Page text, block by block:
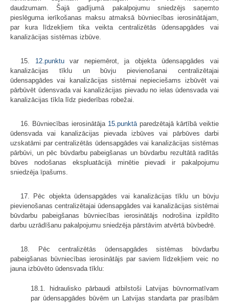
daudzumam. Šajā gadījumā pakalpojumu sniedzējs saņemto
pieslēguma ierīkošanas maksu atmaksā būvniecības ierosinātājam,
par kura līdzekļiem tika veikta centralizētās ūdensapgādes vai
kanalizācijas sistēmas izbūve.
15. 12.punktuvar nepiemērot, ja objekta ūdensapgādes vai
kanalizācijas tīklu un būvju pievienošanai centralizētajai
ūdensapgādes vai kanalizācijas sistēmai nepieciešams izbūvēt vai
pārbūvēt ūdensvada vai kanalizācijas pievadu no ielas ūdensvada vai
kanalizācijas tīkla līdz piederības robežai.
16. Būvniecības ierosinātāja 15.punktāparedzētajā kārtībā veiktie
ūdensvada vai kanalizācijas pievada izbūves vai pārbūves darbi
uzskatāmi par centralizētās ūdensapgādes vai kanalizācijas sistēmas
pārbūvi, un pēc būvdarbu pabeigšanas un būvdarbu rezultātā radītās
būves nodošanas ekspluatācijā minētie pievadi ir pakalpojumu
sniedzēja īpašums.
17. Pēc objekta ūdensapgādes vai kanalizācijas tīklu un būvju
pievienošanas centralizētajai ūdensapgādes vai kanalizācijas sistēmai
būvdarbu pabeigšanas būvniecības ierosinātājs nodrošina izpildīto
darbu uzrādīšanu pakalpojumu sniedzēja pārstāvim atvērtā būvbedrē.
18. Pēc centralizētās ūdensapgādes sistēmas būvdarbu
pabeigšanas būvniecības ierosinātājs par saviem līdzekļiem veic no
jauna izbūvēto ūdensvada tīklu:
18.1. hidraulisko pārbaudi atbilstoši Latvijas būvnormatīvam
par ūdensapgādes būvēm un Latvijas standarta par prasībām